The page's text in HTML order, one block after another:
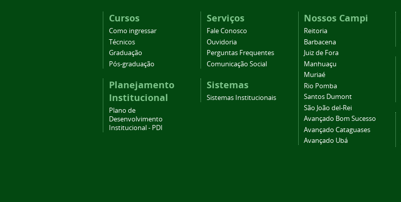
Cursos
Como ingressar
Técnicos
Graduação
Pós-graduação
Planejamento
Institucional
Plano de
Desenvolvimento
Institucional - PDI
Serviços
Fale Conosco
Ouvidoria
Perguntas Frequentes
Comunicação Social
Sistemas
Sistemas Institucionais
Nossos Campi
Reitoria
Barbacena
Juiz de Fora
Manhuaçu
Muriaé
Rio Pomba
Santos Dumont
São João del-Rei
Avançado Bom Sucesso
Avançado Cataguases
Avançado Ubá